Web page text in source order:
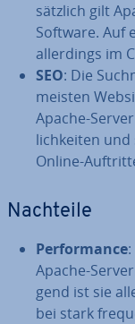
sätz­lich gilt
Software. Auf
al­ler­dings im
SEO: Die
meisten
Apache-
lich­kei­ten
Online-
Nachteile
Per­for­mance
Apache-
gend ist sie
bei stark